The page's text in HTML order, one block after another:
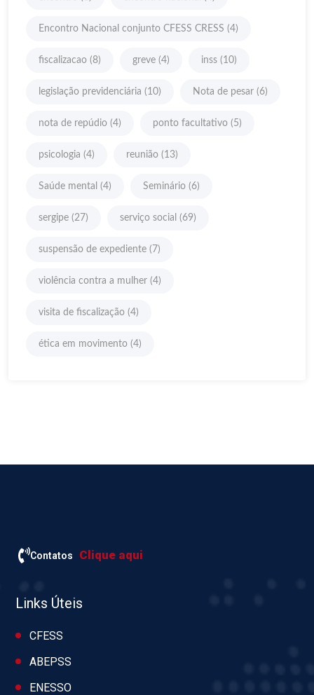
Encontro Nacional conjunto CFESS CRESS (4)
fiscalizacao (8) greve (4) inss (10)
legislação previdenciária (10) Nota de pesar (6)
nota de repúdio (4) ponto facultativo (5)
psicologia (4) reunião (13)
Saúde mental (4) Seminário (6)
sergipe (27) serviço social (69)
suspensão de expediente (7)
violência contra a mulher (4)
visita de fiscalização (4)
ética em movimento (4)
Contatos Clique aqui
Links Úteis
CFESS
ABEPSS
ENESSO